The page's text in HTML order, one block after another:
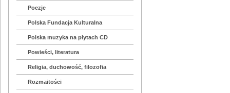
Poezje
Polska Fundacja Kulturalna
Polska muzyka na płytach CD
Powieści, literatura
Religia, duchowość, filozofia
Rozmaitości